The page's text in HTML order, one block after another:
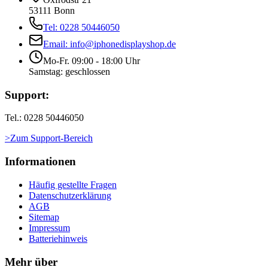
53111 Bonn
Tel: 0228 50446050
Email: info@iphonedisplayshop.de
Mo-Fr. 09:00 - 18:00 Uhr
Samstag: geschlossen
Support:
Tel.: 0228 50446050
>Zum Support-Bereich
Informationen
Häufig gestellte Fragen
Datenschutzerklärung
AGB
Sitemap
Impressum
Batteriehinweis
Mehr über